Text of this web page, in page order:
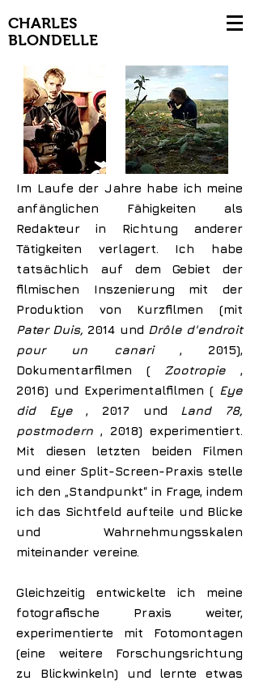
CHARLES
BLONDELLE
Im Laufe der Jahre habe ich meine
anfänglichen Fähigkeiten als
Redakteur in Richtung anderer
Tätigkeiten verlagert. Ich habe
tatsächlich auf dem Gebiet der
filmischen Inszenierung mit der
Produktion von Kurzfilmen (mit
Pater Duis, 2014 und Drôle d'endroit
pour un canari, 2015),
Dokumentarfilmen ( Zootropie ,
2016) und Experimentalfilmen ( Eye
did Eye, 2017 und Land 78,
postmodern , 2018) experimentiert.
Mit diesen letzten beiden Filmen
und einer Split-Screen-Praxis stelle
ich den „Standpunkt“ in Frage, indem
ich das Sichtfeld aufteile und Blicke
und Wahrnehmungsskalen
miteinander vereine.
Gleichzeitig entwickelte ich meine
fotografische Praxis weiter,
experimentierte mit Fotomontagen
(eine weitere Forschungsrichtung
zu Blickwinkeln) und lernte etwas